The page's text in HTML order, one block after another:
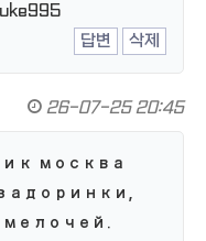
답변
삭제
26-07-25 20:45
москва